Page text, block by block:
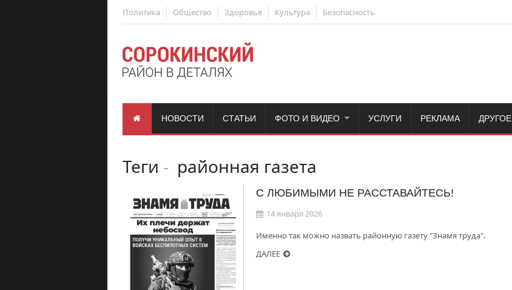
Политика Общество Здоровье Культура Безопасность
НОВОСТИ СТАТЬИ ФОТО И ВИДЕО УСЛУГИ РЕКЛАМА ДРУГОЕ
Теги - районная газета
С ЛЮБИМЫМИ НЕ РАССТАВАЙТЕСЬ!
14 января 2026
Именно так можно назвать районную газету "Знамя труда".
ДАЛЕЕ